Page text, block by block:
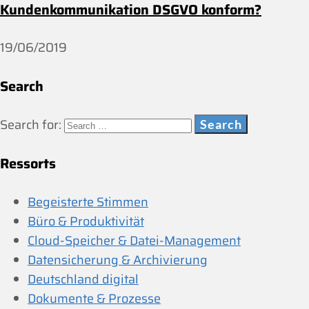
Kundenkommunikation DSGVO konform?
19/06/2019
Search
Search for:
Ressorts
Begeisterte Stimmen
Büro & Produktivität
Cloud-Speicher & Datei-Management
Datensicherung & Archivierung
Deutschland digital
Dokumente & Prozesse